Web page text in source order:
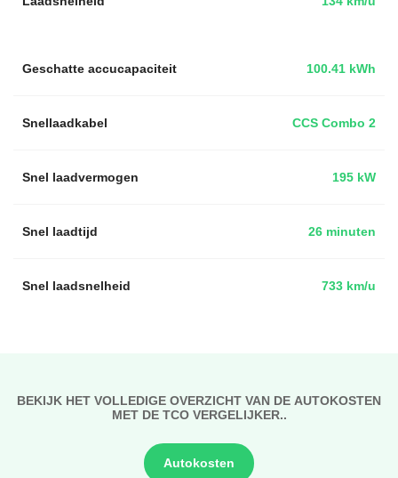
100.41 kWh
Geschatte accucapaciteit
Snellaadkabel CCS Combo 2
Snel laadvermogen 195 kW
Snel laadtijd 26 minuten
Snel laadsnelheid 733 km/u
BEKIJK HET VOLLEDIGE OVERZICHT VAN DE AUTOKOSTEN
MET DE TCO VERGELIJKER..
Autokosten